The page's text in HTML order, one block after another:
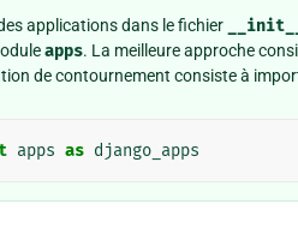
applications dans le fichier
apps. La meilleure approche
de contournement consiste à
apps as django_apps